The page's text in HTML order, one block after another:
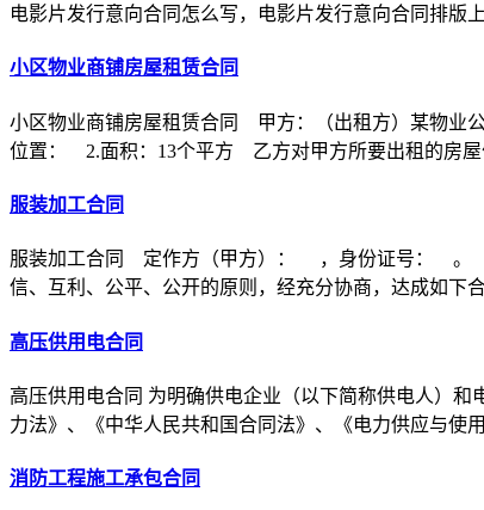
电影片发行意向合同怎么写，电影片发行意向合同排版
小区物业商铺房屋租赁合同
小区物业商铺房屋租赁合同 甲方：（出租方）某物
位置： 2.面积：13个平方 乙方对甲方所要出租的房屋
服装加工合同
服装加工合同 定作方（甲方）： ，身份证号： 。
信、互利、公平、公开的原则，经充分协商，达成如下
高压供用电合同
高压供用电合同 为明确供电企业（以下简称供电人）
力法》、《中华人民共和国合同法》、《电力供应与使
消防工程施工承包合同